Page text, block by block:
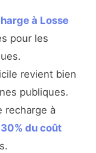
à Losse
pour les
revient bien
publiques.
recharge à
du coût